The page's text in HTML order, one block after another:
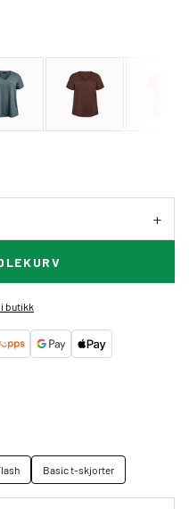
butikk
Basic t-skjorter